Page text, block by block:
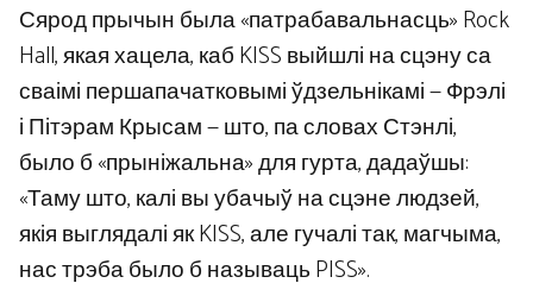
Сярод прычын была «патрабавальнасць» Rock
Hall, якая хацела, каб KISS выйшлі на сцэну са
сваімі першапачатковымі ўдзельнікамі — Фрэлі
і Пітэрам Крысам — што, па словах Стэнлі,
было б «прыніжальна» для гурта, дадаўшы:
«Таму што, калі вы убачыў на сцэне людзей,
якія выглядалі як KISS, але гучалі так, магчыма,
нас трэба было б называць PISS».